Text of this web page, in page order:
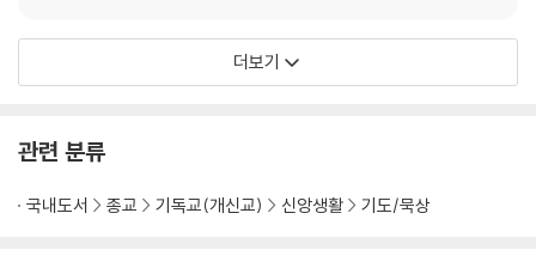
더보기
관련 분류
국내도서 종교 기독교(개신교) 신앙생활 기도/묵상